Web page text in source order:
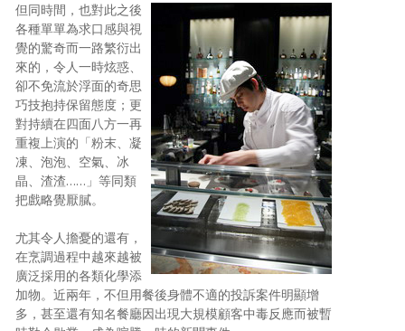
但同時間，也對此之後
各種單單為求口感與視
覺的驚奇而一路繁衍出
來的，令人一時炫惑、
卻不免流於浮面的奇思
巧技抱持保留態度；更
對持續在四面八方一再
重複上演的「粉末、凝
凍、泡泡、空氣、冰
晶、渣渣……」等同類
把戲略覺厭膩。
尤其令人擔憂的還有，
在烹調過程中越來越被
廣泛採用的各類化學添
加物。近兩年，不但用餐後身體不適的投訴案件明顯增
多，甚至還有知名餐廳因出現大規模顧客中毒反應而被暫